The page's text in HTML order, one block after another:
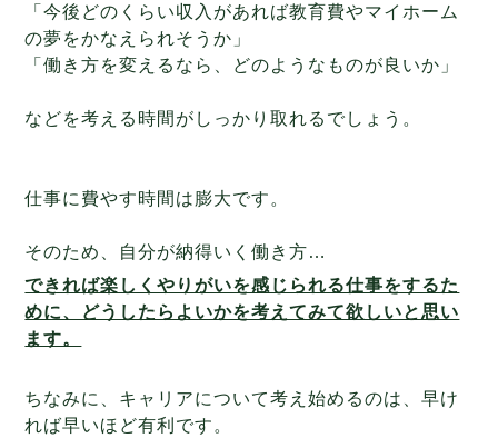
「今後どのくらい収入があれば教育費やマイホーム
の夢をかなえられそうか」
「働き方を変えるなら、どのようなものが良いか」
などを考える時間がしっかり取れるでしょう。
仕事に費やす時間は膨大です。
そのため、自分が納得いく働き方…
できれば楽しくやりがいを感じられる仕事をするた
めに、どうしたらよいかを考えてみて欲しいと思い
ます。
ちなみに、キャリアについて考え始めるのは、早け
れば早いほど有利です。